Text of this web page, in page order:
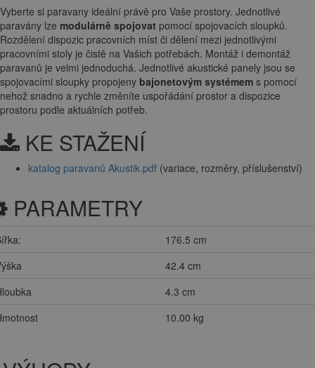
Vyberte si paravany ideální právě pro Vaše prostory. Jednotlivé
paravány lze modulárně spojovat pomocí spojovacích sloupků.
Rozdělení dispozic pracovních míst či dělení mezi jednotlivými
pracovními stoly je čistě na Vašich potřebách. Montáž i demontáž
paravanů je velmi jednoduchá. Jednotlivé akustické panely jsou se
spojovacími sloupky propojeny bajonetovým systémem s pomocí
nehož snadno a rychle změníte uspořádání prostor a dispozice
prostoru podle aktuálních potřeb.
KE STAŽENÍ
katalog paravanů Akustik.pdf (variace, rozměry, příslušenství)
PARAMETRY
176.5 cm
42.4 cm
4.3 cm
10.00 kg